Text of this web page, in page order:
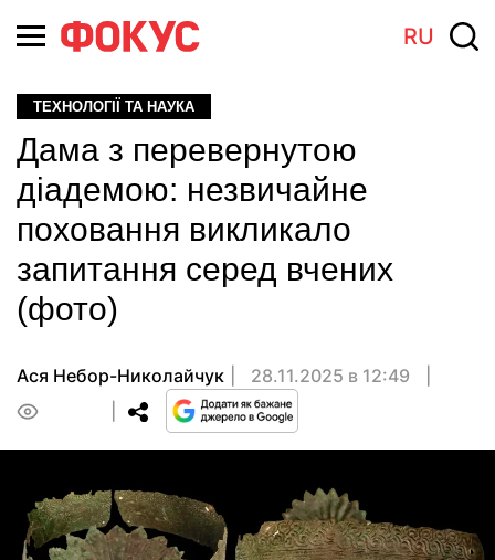
RU
ТЕХНОЛОГІЇ ТА НАУКА
Дама з перевернутою
діадемою: незвичайне
поховання викликало
запитання серед вчених
(фото)
Ася Небор-Николайчук
28.11.2025 в 12:49